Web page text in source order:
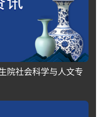
院社会科学与人文专